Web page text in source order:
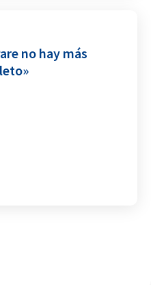
no hay más